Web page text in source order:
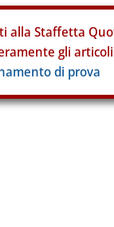
alla Staffetta
gli
di prova